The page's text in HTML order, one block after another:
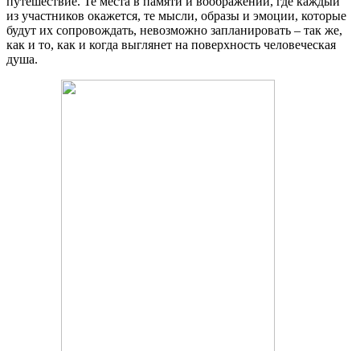
из участников окажется, те мысли, образы и эмоции, которые
будут их сопровождать, невозможно запланировать – так же,
как и то, как и когда выглянет на поверхность человеческая
душа.